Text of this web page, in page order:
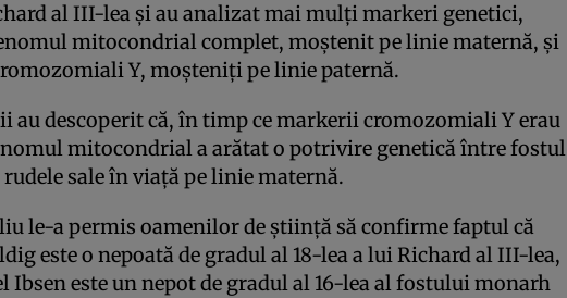
al III-lea şi au analizat mai mulţi markeri genetici,
mitocondrial complet, moştenit pe linie maternă, şi
Y, moşteniţi pe linie paternă.
au descoperit că, în timp ce markerii cromozomiali Y erau
mitocondrial a arătat o potrivire genetică între fostul
sale în viaţă pe linie maternă.
le-a permis oamenilor de ştiinţă să confirme faptul că
este o nepoată de gradul al 18-lea a lui Richard al III-lea,
Ibsen este un nepot de gradul al 16-lea al fostului monarh